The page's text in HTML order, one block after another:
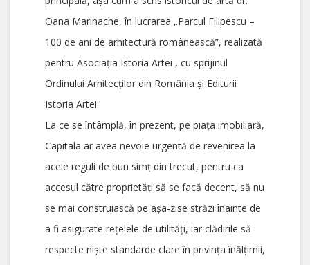
Oana Marinache, în lucrarea „Parcul Filipescu –
100 de ani de arhitectură românească”, realizată
pentru Asociația Istoria Artei , cu sprijinul
Ordinului Arhitecților din România și Editurii
Istoria Artei.
La ce se întâmplă, în prezent, pe piața imobiliară,
Capitala ar avea nevoie urgentă de revenirea la
acele reguli de bun simț din trecut, pentru ca
accesul către proprietăți să se facă decent, să nu
se mai construiască pe așa-zise străzi înainte de
a fi asigurate rețelele de utilități, iar clădirile să
respecte niște standarde clare în privința înălțimii,